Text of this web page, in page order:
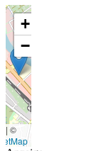
+
−
| ©